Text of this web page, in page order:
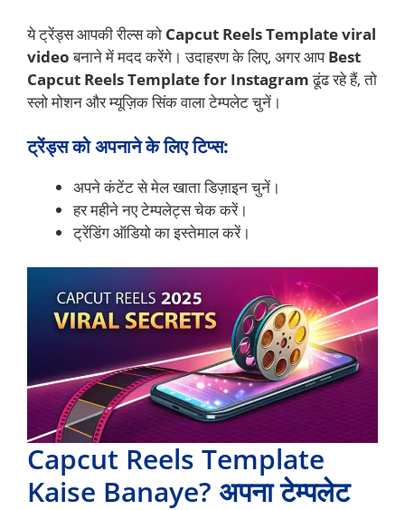
ये ट्रेंड्स आपकी रील्स को Capcut Reels Template viral
videoबनाने में मदद करेंगे। उदाहरण के लिए, अगर आपBest
Capcut Reels Template for Instagramढूंढ रहे हैं, तो
स्लो मोशन और म्यूज़िक सिंक वाला टेम्पलेट चुनें।
ट्रेंड्स को अपनाने के लिए टिप्स:
अपने कंटेंट से मेल खाता डिज़ाइन चुनें।
हर महीने नए टेम्पलेट्स चेक करें।
ट्रेंडिंग ऑडियो का इस्तेमाल करें।
Capcut Reels Template
Kaise Banaye? अपना टेम्पलेट